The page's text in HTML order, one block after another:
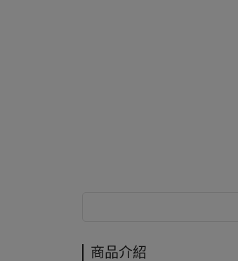
商品介紹